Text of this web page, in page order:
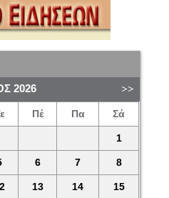
2026
Πέ Πα Σά
1
6 7 8
13 14 15